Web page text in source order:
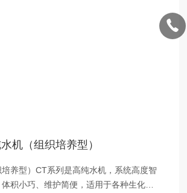
机（组织培养型）
养型）CT系列是高纯水机，系统高度智
积小巧、维护简便，适用于各种生化分